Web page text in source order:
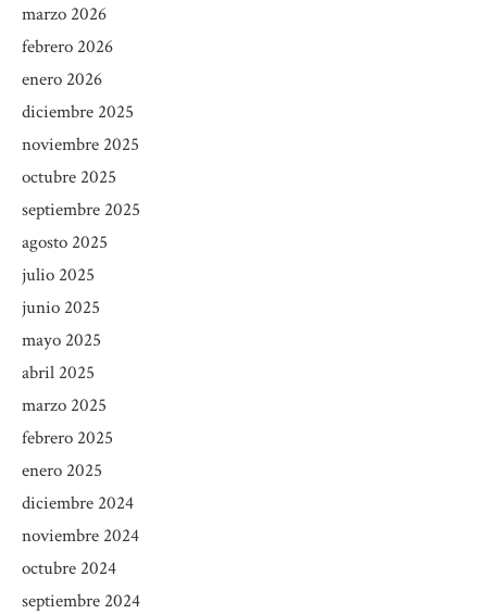
marzo 2026
febrero 2026
enero 2026
diciembre 2025
noviembre 2025
octubre 2025
septiembre 2025
agosto 2025
julio 2025
junio 2025
mayo 2025
abril 2025
marzo 2025
febrero 2025
enero 2025
diciembre 2024
noviembre 2024
octubre 2024
septiembre 2024